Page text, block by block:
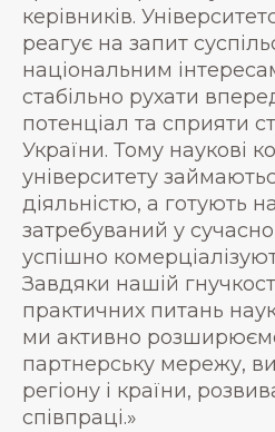
керівників.
реагує на запит
національним
стабільно рухати
потенціал та сприяти
України. Тому наукові
університету
діяльністю, а готують
затребуваний у
успішно
Завдяки нашій
практичних питань
ми активно
партнерську мережу,
регіону і країни,
співпраці.»